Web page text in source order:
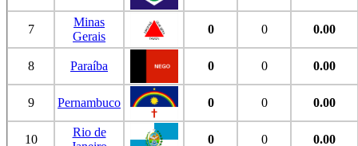
7
Minas
Gerais
0 0 0.00
8 Paraíba 0 0 0.00
9 Pernambuco 0 0 0.00
10
Rio de
0 0 0.00